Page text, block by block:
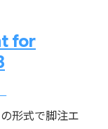
for
の形式で脚注エ